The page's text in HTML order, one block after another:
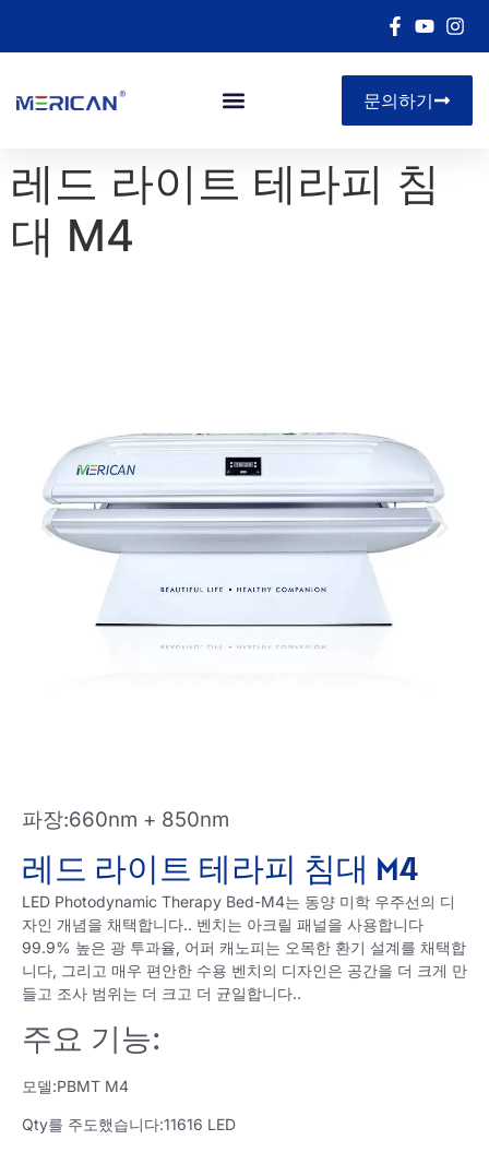
문의하기
레드 라이트 테라피 침
대 M4
파장:660nm + 850nm
레드 라이트 테라피 침대 M4
LED Photodynamic Therapy Bed-M4는 동양 미학 우주선의 디
자인 개념을 채택합니다.. 벤치는 아크릴 패널을 사용합니다
99.9% 높은 광 투과율, 어퍼 캐노피는 오목한 환기 설계를 채택합
니다, 그리고 매우 편안한 수용 벤치의 디자인은 공간을 더 크게 만
들고 조사 범위는 더 크고 더 균일합니다..
주요 기능:
모델:PBMT M4
Qty를 주도했습니다:11616 LED